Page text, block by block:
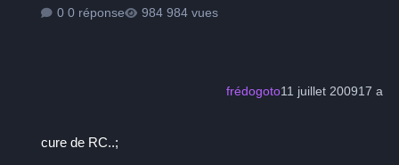
0 réponse 984 vues
frédogoto11 juillet 200917 a
cure de RC..;